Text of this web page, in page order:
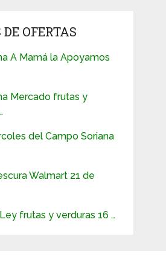
OFERTAS
A Mamá la Apoyamos
Mercado frutas y
del Campo Soriana
Walmart 21 de
frutas y verduras 16 …